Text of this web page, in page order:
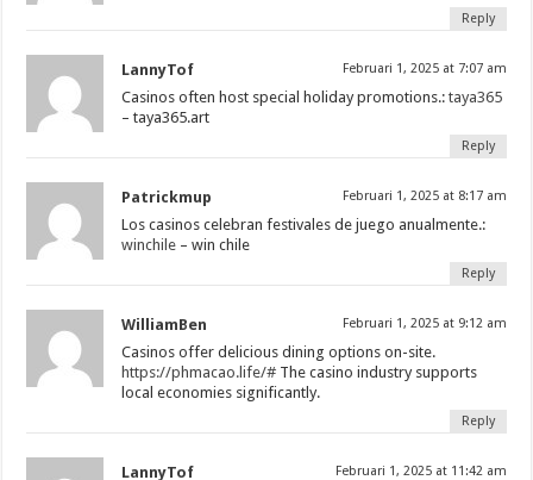
Reply
LannyTof Februari 1, 2025 at 7:07 am
Casinos often host special holiday promotions.:taya365
– taya365.art
Reply
Patrickmup Februari 1, 2025 at 8:17 am
Los casinos celebran festivales de juego anualmente.:
winchile – win chile
Reply
WilliamBen Februari 1, 2025 at 9:12 am
Casinos offer delicious dining options on-site.
https://phmacao.life/# The casino industry supports
local economies significantly.
Reply
LannyTof Februari 1, 2025 at 11:42 am